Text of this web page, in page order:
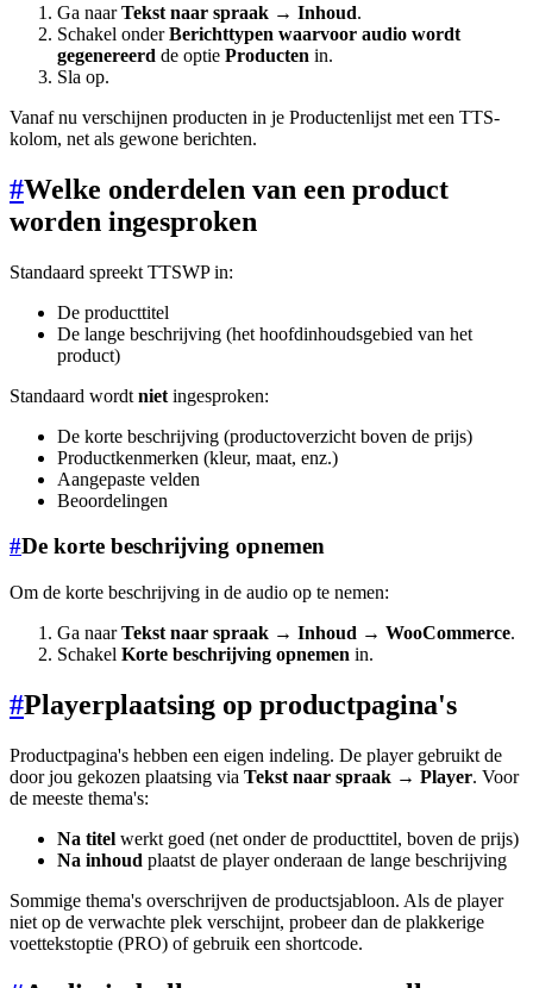
Ga naarTekst naar spraak → Inhoud.
Schakel onderBerichttypen waarvoor audio wordt
gegenereerd de optie Producten in.
Sla op.
Vanaf nu verschijnen producten in je Productenlijst met een TTS-
kolom, net als gewone berichten.
#Welke onderdelen van een product
worden ingesproken
Standaard spreekt TTSWP in:
De producttitel
De lange beschrijving (het hoofdinhoudsgebied van het
product)
Standaard wordt niet ingesproken:
De korte beschrijving (productoverzicht boven de prijs)
Productkenmerken (kleur, maat, enz.)
Aangepaste velden
Beoordelingen
#De korte beschrijving opnemen
Om de korte beschrijving in de audio op te nemen:
Ga naarTekst naar spraak → Inhoud → WooCommerce.
Schakel Korte beschrijving opnemen in.
#Playerplaatsing op productpagina's
Productpagina's hebben een eigen indeling. De player gebruikt de
door jou gekozen plaatsing via Tekst naar spraak → Player. Voor
de meeste thema's:
Na titel werkt goed (net onder de producttitel, boven de prijs)
Na inhoud plaatst de player onderaan de lange beschrijving
Sommige thema's overschrijven de productsjabloon. Als de player
niet op de verwachte plek verschijnt, probeer dan de plakkerige
voettekstoptie (PRO) of gebruik een shortcode.